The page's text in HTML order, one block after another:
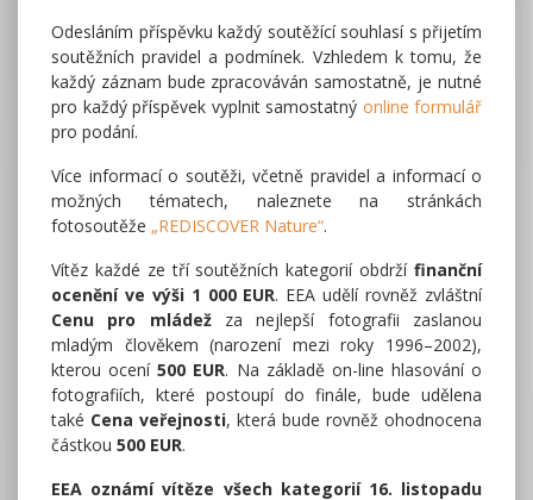
Odesláním příspěvku každý soutěžící souhlasí s přijetím
soutěžních pravidel a podmínek. Vzhledem k tomu, že
každý záznam bude zpracováván samostatně, je nutné
pro každý příspěvek vyplnit samostatný online formulář
pro podání.
Více informací o soutěži, včetně pravidel a informací o
možných tématech, naleznete na stránkách
fotosoutěže „REDISCOVER Nature“.
Vítěz každé ze tří soutěžních kategorií obdrží finanční
ocenění ve výši 1 000 EUR. EEA udělí rovněž zvláštní
Cenu pro mládežza nejlepší fotografii zaslanou
mladým člověkem (narození mezi roky 1996–2002),
kterou ocení500 EUR. Na základě on-line hlasování o
fotografiích, které postoupí do finále, bude udělena
také Cena veřejnosti, která bude rovněž ohodnocena
částkou 500 EUR.
EEA oznámí vítěze všech kategorií 16. listopadu